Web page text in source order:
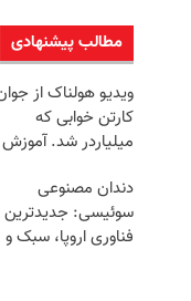
مطالب پیشنهادی
ویدیو هولناک از
کارتن خوابی که
میلیاردر شد. آموزش
دندان مصنوعی
سوئیسی: جدیدترین
فناوری اروپا، سبک و